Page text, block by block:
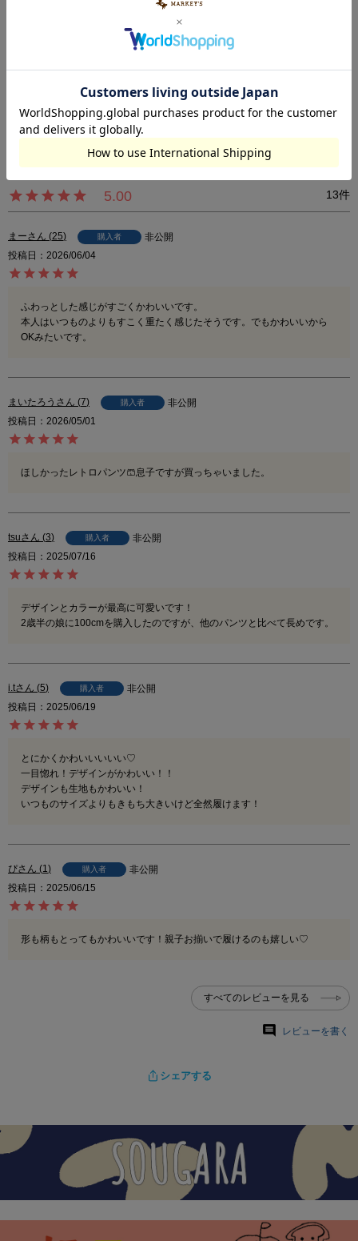
※カラーバリエーションの平置き画像が実際に近いお色味になっておりま
※尚、お客様のご使用のモニターやブラウザなどの環境により、実物と異な
る場合がございます。
5.00 13
まー 25 購入者
非公開
投稿日
2026/06/04
ふわっとした感じがすごくかわいいです。
本人はいつものよりもすこく重たく感じたそうです。でもかわいいから
OKみたいです。
まいたろう 7 購入者
非公開
投稿日
2026/05/01
ほしかったレトロパンツ🩳息子ですが買っちゃいました。
tsu 3 購入者
非公開
投稿日
2025/07/16
デザインとカラーが最高に可愛いです！
2歳半の娘に100cmを購入したのですが、他のパンツと比べて長めです。
i.t 5 購入者
非公開
投稿日
2025/06/19
とにかくかわいいいいい♡
一目惚れ！デザインがかわいい！！
デザインも生地もかわいい！
いつものサイズよりもきもち大きいけど全然履けます！
ぴ 1 購入者
非公開
投稿日
2025/06/15
形も柄もとってもかわいいです！親子お揃いで履けるのも嬉しい♡
すべてのレビューを見る
レビューを書く
シェアする